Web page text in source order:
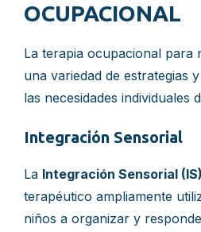
OCUPACIONAL
La terapia ocupacional para
una variedad de estrategias
las necesidades individuales
Integración Sensorial
La Integración Sensorial (IS)
terapéutico ampliamente
niños a organizar y